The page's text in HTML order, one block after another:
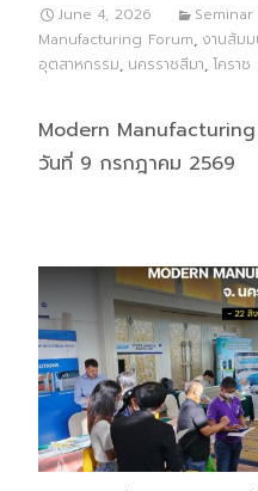
June 4, 2026 Seminar
Manufacturing Forum, งานสัม
อุตสาหกรรม, นครราชสีมา, โคราช
Modern Manufacturing
วันที่ 9 กรกฎาคม 2569